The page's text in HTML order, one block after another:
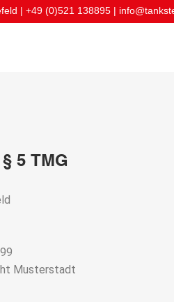
| +49 (0)521 138895 |
5 TMG
Musterstadt